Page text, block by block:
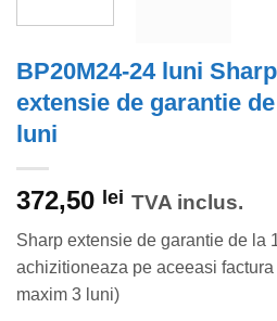
BP20M24-24 luni
extensie de garantie
luni
372,50 lei TVA inclus.
Sharp extensie de garantie de la
achizitioneaza pe aceeasi
maxim 3 luni)